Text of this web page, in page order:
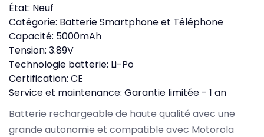
État: Neuf
Catégorie: Batterie Smartphone et Téléphone
Capacité: 5000mAh
Tension: 3.89V
Technologie batterie: Li-Po
Certification: CE
Service et maintenance: Garantie limitée - 1 an
Batterie rechargeable de haute qualité avec une
grande autonomie et compatible avec Motorola